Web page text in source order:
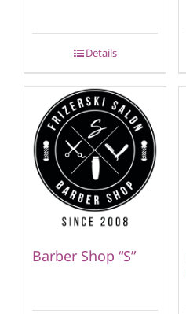
Details
Barber Shop “S”